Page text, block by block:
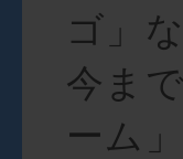
ゴ」
今ま
ーム